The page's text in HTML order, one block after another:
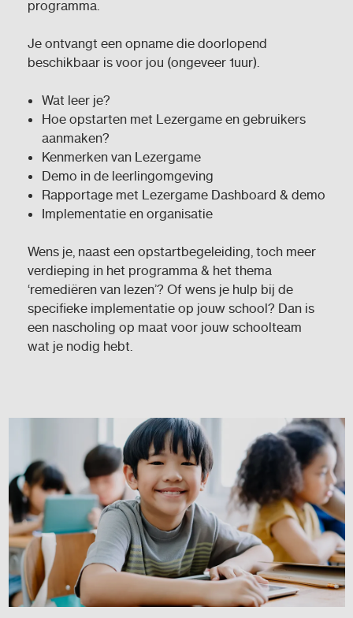
programma.
Je ontvangt een opname die doorlopend
beschikbaar is voor jou (ongeveer 1uur).
Wat leer je?
Hoe opstarten met Lezergame en gebruikers
aanmaken?
Kenmerken van Lezergame
Demo in de leerlingomgeving
Rapportage met Lezergame Dashboard & demo
Implementatie en organisatie
Wens je, naast een opstartbegeleiding, toch meer
verdieping in het programma & het thema
‘remediëren van lezen’? Of wens je hulp bij de
specifieke implementatie op jouw school? Dan is
een nascholing op maat voor jouw schoolteam
wat je nodig hebt.